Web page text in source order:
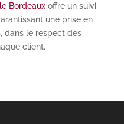
Bordeauxoffre un suivi
une prise en
dans le respect des
client.